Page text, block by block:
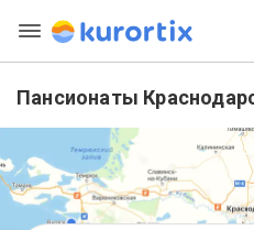
Пансионаты